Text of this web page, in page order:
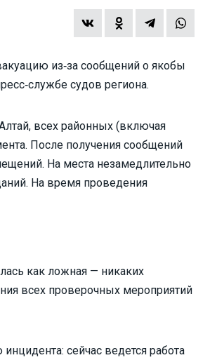
из‑за сообщений о якобы
судов региона.
всех районных (включая
После получения сообщений
На места незамедлительно
На время проведения
как ложная — никаких
всех проверочных мероприятий
сейчас ведется работа